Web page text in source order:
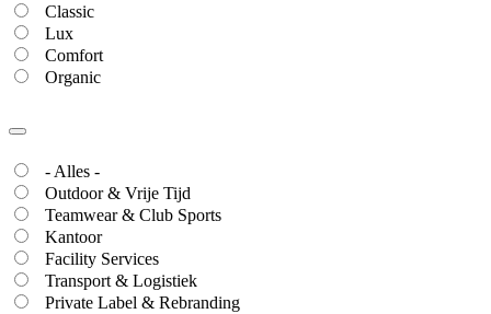
Classic
Lux
Comfort
Organic
- Alles -
Outdoor & Vrije Tijd
Teamwear & Club Sports
Kantoor
Facility Services
Transport & Logistiek
Private Label & Rebranding